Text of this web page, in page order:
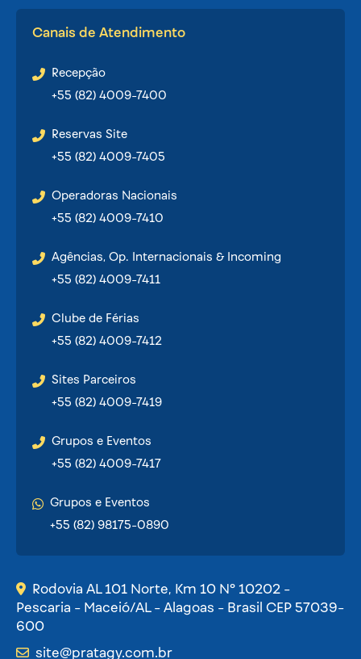
Canais de Atendimento
Recepção
+55 (82) 4009-7400
Reservas Site
+55 (82) 4009-7405
Operadoras Nacionais
+55 (82) 4009-7410
Agências, Op. Internacionais & Incoming
+55 (82) 4009-7411
Clube de Férias
+55 (82) 4009-7412
Sites Parceiros
+55 (82) 4009-7419
Grupos e Eventos
+55 (82) 4009-7417
Grupos e Eventos
+55 (82) 98175-0890
Rodovia AL 101 Norte, Km 10 Nº 10202 -
Pescaria - Maceió/AL - Alagoas - Brasil CEP 57039-
600
site@pratagy.com.br